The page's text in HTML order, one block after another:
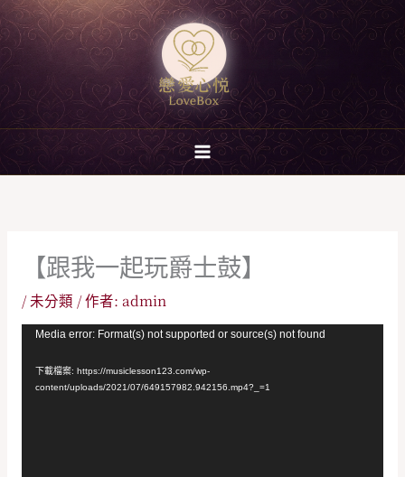
跳
至
主
要
內
【跟我一起玩爵士鼓】
/未分類 / 作者: admin
Media error: Format(s) not supported or source(s) not found
下載檔案: https://musiclesson123.com/wp-
content/uploads/2021/07/649157982.942156.mp4?_=1